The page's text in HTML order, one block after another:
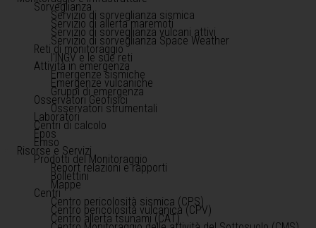
Sorveglianza
Servizio di sorveglianza sismica
Servizio di allerta maremoti
Servizio di sorveglianza vulcani attivi
Servizio di sorveglianza Space Weather
Reti di monitoraggio
l'INGV e le sue reti
Attività in emergenza
Emergenze sismiche
Emergenze vulcaniche
Gruppi di emergenza
Osservatori Geofisici
Osservatori strumentali
Laboratori
Centri di calcolo
Epos
Emso
Risorse e Servizi
Prodotti del Monitoraggio
Report relazioni e rapporti
Bollettini
Mappe
Centri
Centro pericolosità sismica (CPS)
Centro pericolosità vulcanica (CPV)
Centro allerta tsunami (CAT)